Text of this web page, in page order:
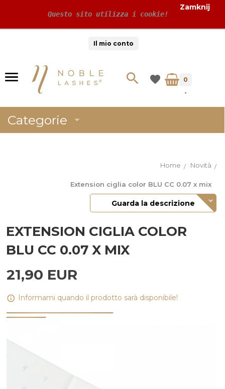
Questo sito utilizza i cookie!
Zamknij
Il mio conto
0
-
Categorie
Home Novità
Extension ciglia color BLU CC 0.07 x mix
Guarda la descrizione
EXTENSION CIGLIA COLOR
BLU CC 0.07 X MIX
21,90 EUR
Informami quando il prodotto sarà disponibile!